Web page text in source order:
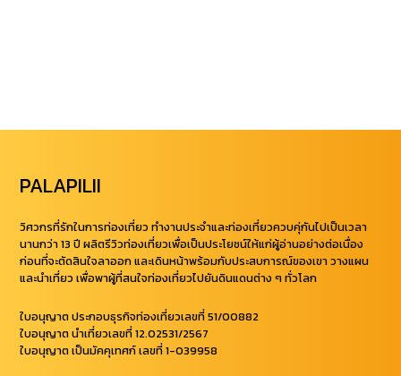
PALAPILII
วิศวกรที่รักในการท่องเที่ยว ทำงานประจำและท่องเที่ยวควบคุ่กันไปเป็นเวลา
นานกว่า 13 ปี ผลิตรีวิวท่องเที่ยวเพื่อเป็นประโยชน์ให้แก่ผู้อ่านอย่างต่อเนื่อง
ก่อนที่จะตัดสินใจลาออก และเดินหน้าพร้อมกับประสบการณ์ของเขา วางแผน
และนำเที่ยว เพื่อพาผู้ที่สนใจท่องเที่ยวไปยันดินแดนต่าง ๆ ทั่วโลก
ใบอนุญาต ประกอบธุรกิจท่องเที่ยวเลขที่ 51/00882
ใบอนุญาต นำเที่ยวเลขที่ 12.02531/2567
ใบอนุญาต เป็นมัคคุเทศก์ เลขที่ 1-039958